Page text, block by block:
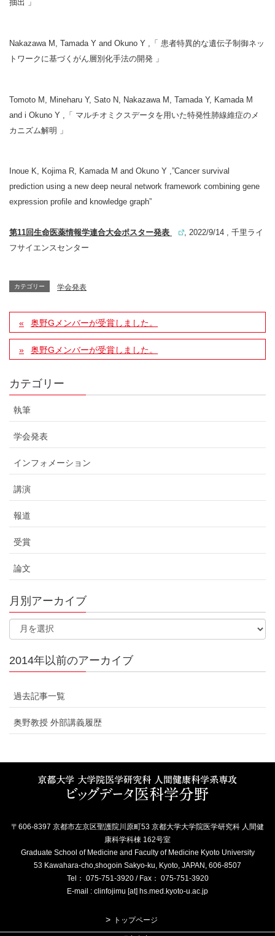
抽出 」
Nakazawa M, Tamada Y and Okuno Y ,「 患者特異的な遺伝子制御ネッ
トワークに基づくがん層別化手法の開発 」
Tomoto M, Mineharu Y, Sato N, Nakazawa M, Tamada Y, Kamada M
and i Okuno Y ,「 マルチオミクスデータを用いた特発性肺線維症のメ
カニズム解明 」
Inoue K, Kojima R, Kamada M and Okuno Y ,”Cancer survival
prediction using a new deep neural network framework combining gene
expression profile and knowledge graph”
第11回生命医薬情報学連合大会ポスター発表
, 2022/9/14 , 千里ライ
フサイエンスセンター
カテゴリー 学会発表
奥野Gメンバーが受賞しました。
奥野Gメンバーが受賞しました。
カテゴリー
執筆
学会発表
インフォメーション
講演
報道
受賞
論文
月別アーカイブ
2014年以前のアーカイブ
過去記事一覧
奥野教授 外部講義履歴
〒606-8397 京都市左京区聖護院川原町53 京都大学大学院医学研究科 人間健
康科学科棟 162号室
Graduate School of Medicine and Faculty of Medicine Kyoto University
53 Kawahara-cho,shogoin Sakyo-ku, Kyoto, JAPAN, 606-8507
Tel： 075-751-3920 / Fax： 075-751-3920
E-mail : clinfojimu [at] hs.med.kyoto-u.ac.jp
トップページ